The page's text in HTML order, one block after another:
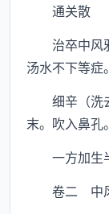
通关散
治卒中风邪
汤水不下等症。
细辛（洗去
末。吹入鼻孔
一方加生半
卷二 中